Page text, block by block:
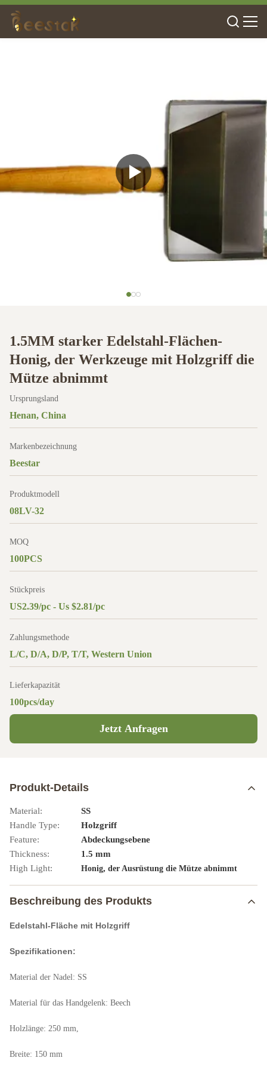
1.5MM starker Edelstahl-Flächen-
Honig, der Werkzeuge mit Holzgriff die
Mütze abnimmt
Ursprungsland
Henan, China
Markenbezeichnung
Beestar
Produktmodell
08LV-32
MOQ
100PCS
Stückpreis
US2.39/pc - Us $2.81/pc
Zahlungsmethode
L/C, D/A, D/P, T/T, Western Union
Lieferkapazität
100pcs/day
Jetzt Anfragen
Produkt-Details
Material:
SS
Handle Type:
Holzgriff
Feature:
Abdeckungsebene
Thickness:
1.5 mm
High Light:
Honig, der Ausrüstung die Mütze abnimmt
Beschreibung des Produkts
Edelstahl-Fläche mit Holzgriff
Spezifikationen:
Material der Nadel: SS
Material für das Handgelenk: Beech
Holzlänge: 250 mm,
Breite: 150 mm